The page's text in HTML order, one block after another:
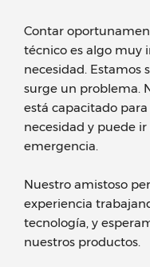
Contar
técnico es algo muy
necesidad. Estamos
surge un problema.
está capacitado
necesidad y puede
emergencia.
Nuestro amistoso
experiencia
tecnología, y
nuestros productos.